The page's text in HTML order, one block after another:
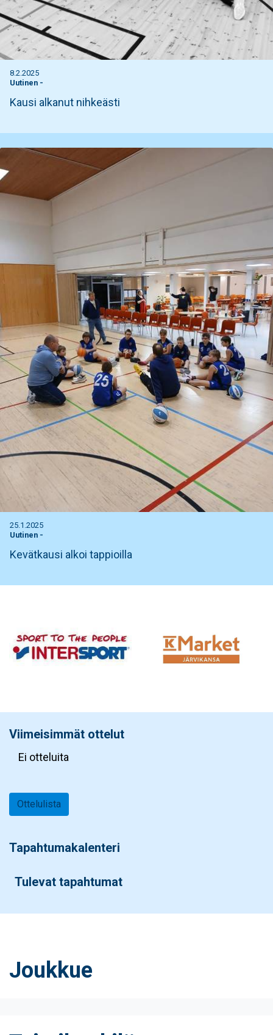
8.2.2025
Uutinen -
Kausi alkanut nihkeästi
25.1.2025
Uutinen -
Kevätkausi alkoi tappioilla
Viimeisimmät ottelut
Ei otteluita
Ottelulista
Tapahtumakalenteri
Tulevat tapahtumat
Joukkue